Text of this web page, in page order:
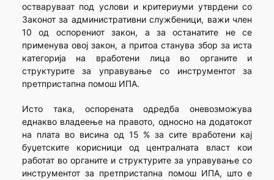
остваруваат под услови и критериуми утврдени со
Законот за административни службеници, важи член
10 од оспорениот закон, а за останатите не се
применува овој закон, а притоа станува збор за иста
категорија на вработени лица во органите и
структурите за управување со инструментот за
претпристапна помош ИПА.
Исто така, оспорената одредба оневозможува
еднакво владеење на правото, односно на додатокот
на плата во висина од 15 % за сите вработени кај
буџетските корисници од централната власт кои
работат во органите и структурите за управување со
инструментот за претпристапна помош ИПА, што е